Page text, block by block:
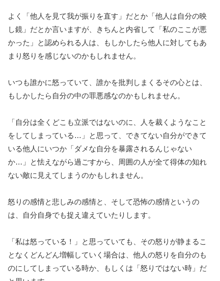
よく「他人を見て我が振りを直す」だとか「他人は自分の映
し鏡」だとか言いますが、きちんと内省して「私のここが悪
かった」と認められる人は、もしかしたら他人に対してもあ
まり怒りを感じないのかもしれません。
いつも誰かに怒っていて、誰かを批判しまくるその心とは、
もしかしたら自分の中の罪悪感なのかもしれません。
「自分は全くどこも立派ではないのに、人を裁くようなこと
をしてしまっている…」と思って、できてない自分ができて
いる他人にいつか「ダメな自分を暴露されるんじゃない
か…」と怯えながら過ごすから、周囲の人が全て得体の知れ
ない敵に見えてしまうのかもしれません。
怒りの感情と悲しみの感情と、そして恐怖の感情というの
は、自分自身でも捉え違えていたりします。
「私は怒っている！」と思っていても、その怒りが静まるこ
となくどんどん増幅していく場合は、他人の怒りを自分のも
のにしてしまっている時か、もしくは「怒りではない時」だ